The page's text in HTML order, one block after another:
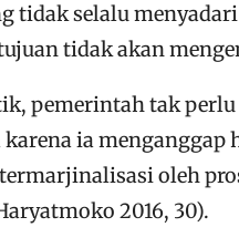
tidak selalu
tidak akan
pemerintah tak
ia
oleh
2016, 30).